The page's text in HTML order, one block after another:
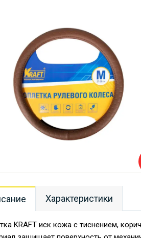
Характеристики
KRAFT иск кожа с тиснением,